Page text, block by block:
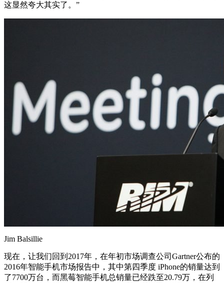
这显然夸大其实了。”
Jim Balsillie
现在，让我们回到2017年，在年初市场调查公司Gartner公布的
2016年智能手机市场报告中，其中第四季度 iPhone的销量达到
了7700万台，而黑莓智能手机总销量已经跌至20.79万，在列